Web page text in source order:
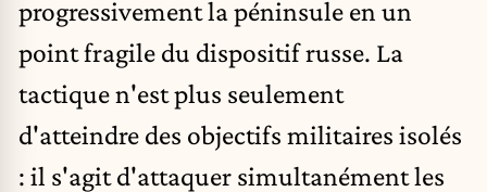
progressivement la péninsule en un
point fragile du dispositif russe. La
tactique n'est plus seulement
d'atteindre des objectifs militaires isolés
: il s'agit d'attaquer simultanément les